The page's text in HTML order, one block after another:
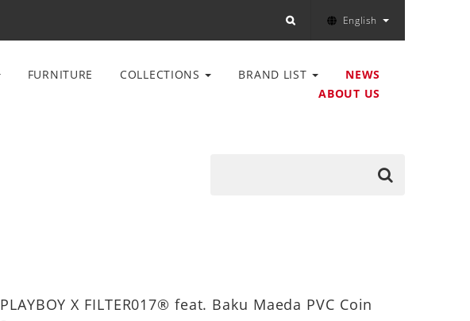
English
FURNITURE COLLECTIONS BRAND LIST
NEWS
ABOUT US
PLAYBOY X FILTER017® feat. Baku Maeda PVC Coin